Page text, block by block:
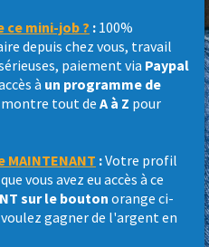
ce mini-job ? : 100%
depuis chez vous, travail
paiement via Paypal
à un programme de
montre tout de A à Z pour
:Votre profil
vous avez eu accès à ce
sur le bouton orange ci-
gagner de l'argent en